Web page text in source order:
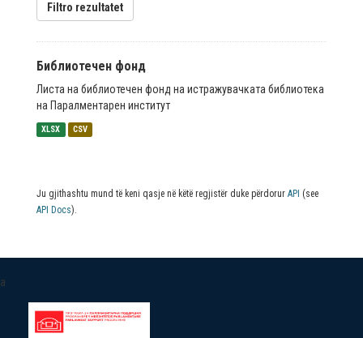
Filtro rezultatet
Библиотечен фонд
Листа на библиотечен фонд на истражувачката библиотека
на Паралментарен институт
XLSX CSV
Ju gjithashtu mund të keni qasje në këtë regjistër duke përdorur API (see
API Docs).
a